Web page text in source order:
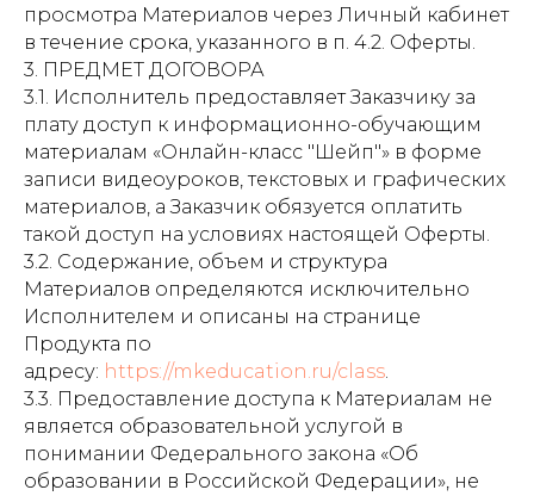
просмотра Материалов через Личный кабинет
в течение срока, указанного в п. 4.2. Оферты.
3. ПРЕДМЕТ ДОГОВОРА
3.1. Исполнитель предоставляет Заказчику за
плату доступ к информационно-обучающим
материалам «Онлайн-класс "Шейп"» в форме
записи видеоуроков, текстовых и графических
материалов, а Заказчик обязуется оплатить
такой доступ на условиях настоящей Оферты.
3.2. Содержание, объем и структура
Материалов определяются исключительно
Исполнителем и описаны на странице
Продукта по
адресу: https://mkeducation.ru/class.
3.3. Предоставление доступа к Материалам не
является образовательной услугой в
понимании Федерального закона «Об
образовании в Российской Федерации», не